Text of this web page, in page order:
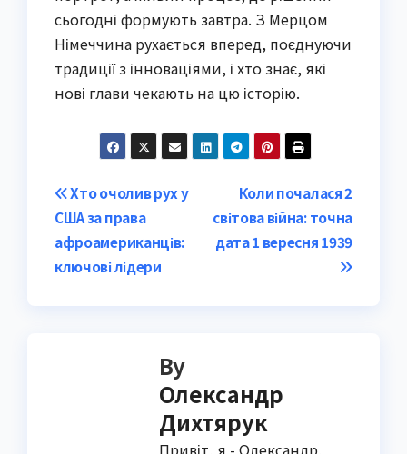
сьогодні формують завтра. З Мерцом
Німеччина рухається вперед, поєднуючи
традиції з інноваціями, і хто знає, які
нові глави чекають на цю історію.
Post
navigation
Коли почалася 2
світова війна: точна
дата 1 вересня 1939
Хто очолив рух у
США за права
афроамериканців:
ключові лідери
By
Олександр
Дихтярук
Привіт, я - Олександр,